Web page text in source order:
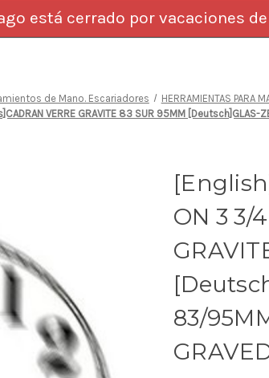
está cerrado por vacaciones
de Mano. Escariadores HERRAMIENTAS PARA
VERRE GRAVITE 83 SUR 95MM
ON 3 3/
83/